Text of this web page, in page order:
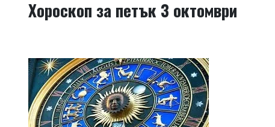
Хороскоп за петък 3 октомври